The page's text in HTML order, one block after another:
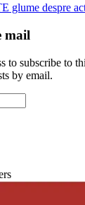
mail
to subscribe to
by email.